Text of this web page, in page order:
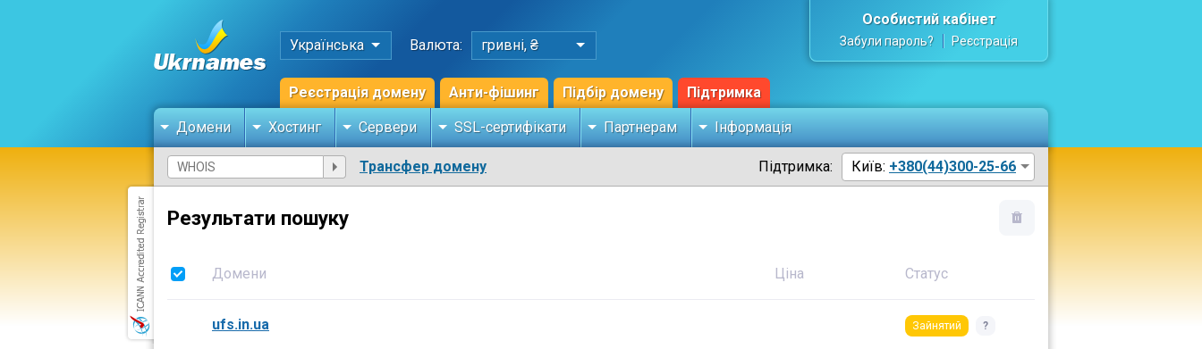
Українська Валюта: гривні, ₴
Реєстрація домену Анти-фішинг Підбір домену Підтримка
Особистий кабінет
Забули пароль? Реєстрація
Домени Хостинг Сервери SSL-сертифікати Партнерам Інформація
Трансфер домену Підтримка: Київ: +380(44)300-25-66
Результати пошуку
Домени Ціна Статус
ufs.in.ua Зайнятий ?